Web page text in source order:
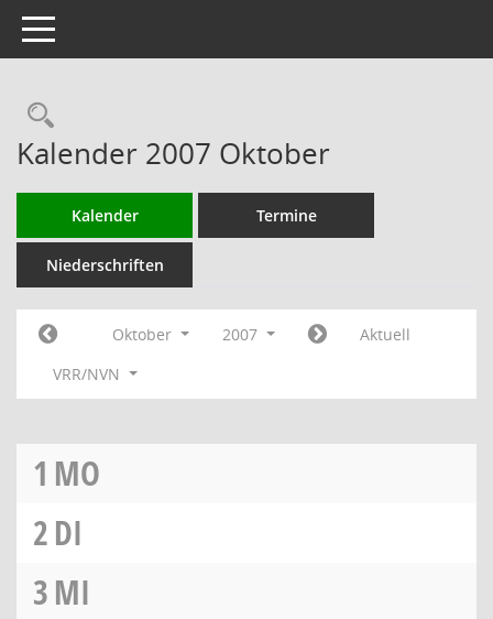
Toggle navigation
Rechercheauswahl
Kalender 2007 Oktober
Kalender Termine
Niederschriften
Oktober 2007
Aktuell
VRR/NVN
1 MO
2DI
3MI